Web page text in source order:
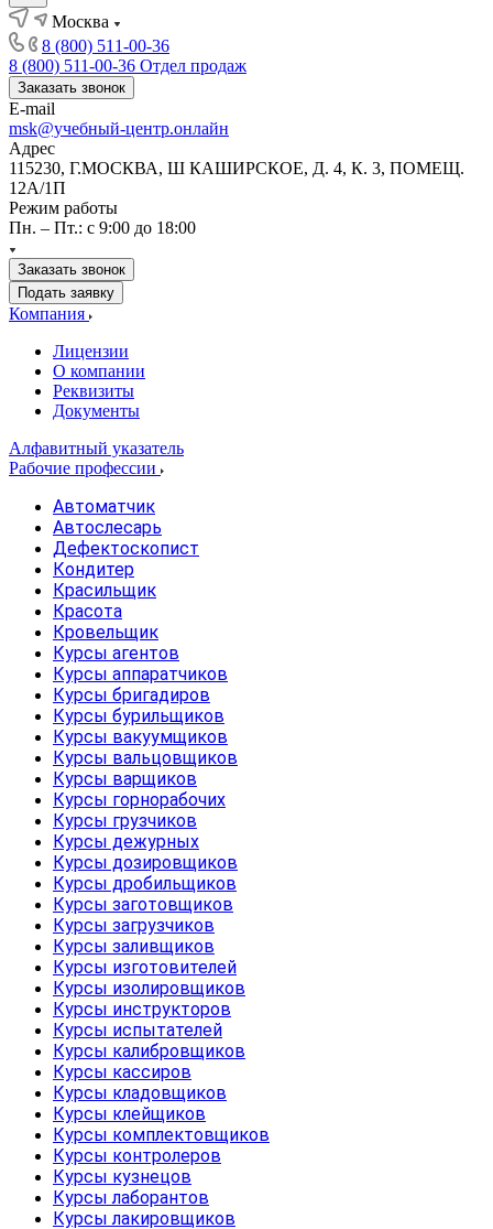
Москва
8 (800) 511-00-36
8 (800) 511-00-36 Отдел продаж
Заказать звонок
E-mail
msk@учебный-центр.онлайн
Адрес
115230, Г.МОСКВА, Ш КАШИРСКОЕ, Д. 4, К. 3, ПОМЕЩ.
12А/1П
Режим работы
Пн. – Пт.: с 9:00 до 18:00
Заказать звонок
Подать заявку
Компания
Лицензии
О компании
Реквизиты
Документы
Алфавитный указатель
Рабочие профессии
Автоматчик
Автослесарь
Дефектоскопист
Кондитер
Красильщик
Красота
Кровельщик
Курсы агентов
Курсы аппаратчиков
Курсы бригадиров
Курсы бурильщиков
Курсы вакуумщиков
Курсы вальцовщиков
Курсы варщиков
Курсы горнорабочих
Курсы грузчиков
Курсы дежурных
Курсы дозировщиков
Курсы дробильщиков
Курсы заготовщиков
Курсы загрузчиков
Курсы заливщиков
Курсы изготовителей
Курсы изолировщиков
Курсы инструкторов
Курсы испытателей
Курсы калибровщиков
Курсы кассиров
Курсы кладовщиков
Курсы клейщиков
Курсы комплектовщиков
Курсы контролеров
Курсы кузнецов
Курсы лаборантов
Курсы лакировщиков